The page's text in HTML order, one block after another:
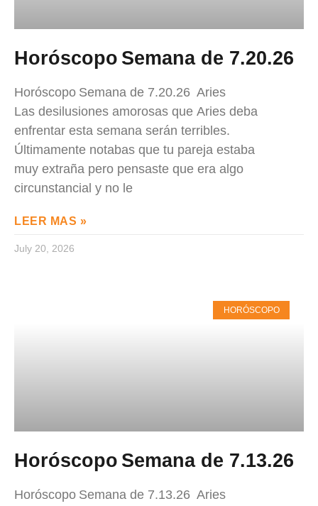
Horóscopo Semana de 7.20.26
Horóscopo Semana de 7.20.26 Aries
Las desilusiones amorosas que Aries deba
enfrentar esta semana serán terribles.
Últimamente notabas que tu pareja estaba
muy extraña pero pensaste que era algo
circunstancial y no le
LEER MAS »
July 20, 2026
HORÓSCOPO
Horóscopo Semana de 7.13.26
Horóscopo Semana de 7.13.26 Aries